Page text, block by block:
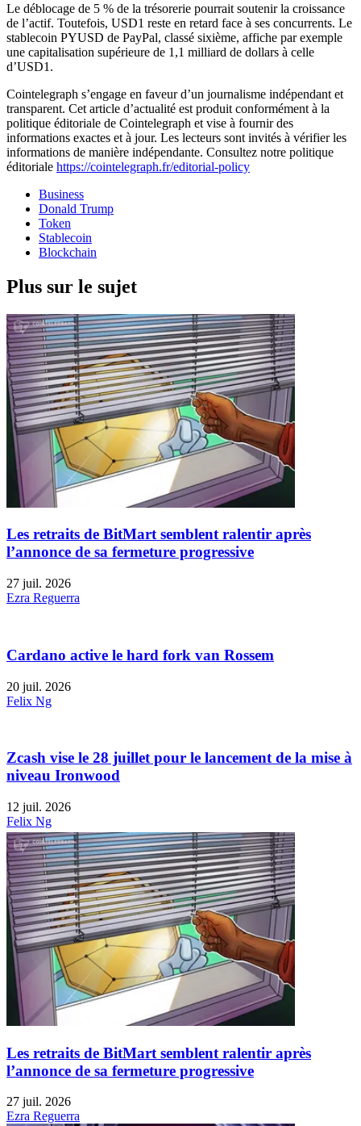
Le déblocage de 5 % de la trésorerie pourrait soutenir la croissance
de l’actif. Toutefois, USD1 reste en retard face à ses concurrents. Le
stablecoin PYUSD de PayPal, classé sixième, affiche par exemple
une capitalisation supérieure de 1,1 milliard de dollars à celle
d’USD1.
Cointelegraph s’engage en faveur d’un journalisme indépendant et
transparent. Cet article d’actualité est produit conformément à la
politique éditoriale de Cointelegraph et vise à fournir des
informations exactes et à jour. Les lecteurs sont invités à vérifier les
informations de manière indépendante. Consultez notre politique
éditoriale https://cointelegraph.fr/editorial-policy
Business
Donald Trump
Token
Stablecoin
Blockchain
Plus sur le sujet
Les retraits de BitMart semblent ralentir après
l’annonce de sa fermeture progressive
27 juil. 2026
Ezra Reguerra
Cardano active le hard fork van Rossem
20 juil. 2026
Felix Ng
Zcash vise le 28 juillet pour le lancement de la mise à
niveau Ironwood
12 juil. 2026
Felix Ng
Les retraits de BitMart semblent ralentir après
l’annonce de sa fermeture progressive
27 juil. 2026
Ezra Reguerra